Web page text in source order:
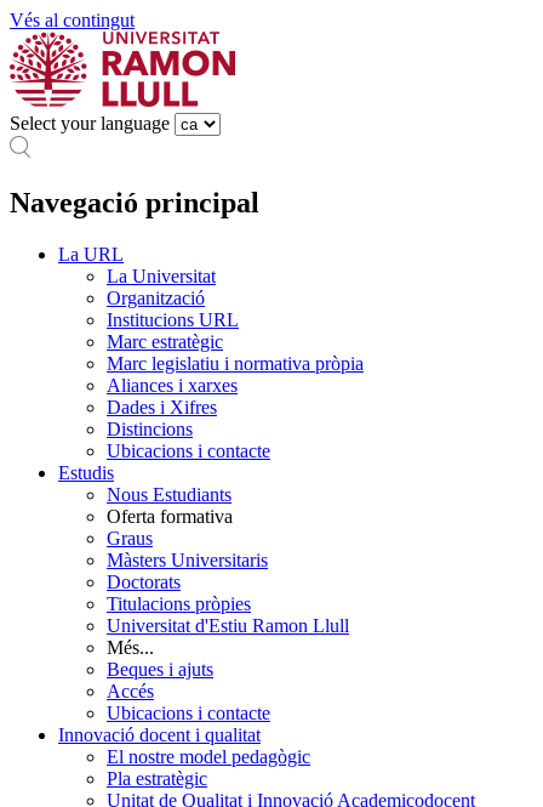
Vés al contingut
Select your language
Navegació principal
La URL
La Universitat
Organització
Institucions URL
Marc estratègic
Marc legislatiu i normativa pròpia
Aliances i xarxes
Dades i Xifres
Distincions
Ubicacions i contacte
Estudis
Nous Estudiants
Oferta formativa
Graus
Màsters Universitaris
Doctorats
Titulacions pròpies
Universitat d'Estiu Ramon Llull
Més...
Beques i ajuts
Accés
Ubicacions i contacte
Innovació docent i qualitat
El nostre model pedagògic
Pla estratègic
Unitat de Qualitat i Innovació Academicodocent